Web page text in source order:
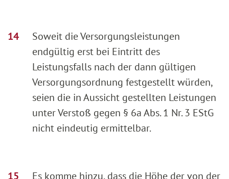
Soweit die Versorgungsleistungen
endgültig erst bei Eintritt des
Leistungsfalls nach der dann gültigen
Versorgungsordnung festgestellt würden,
seien die in Aussicht gestellten Leistungen
unter Verstoß gegen § 6a Abs. 1 Nr. 3 EStG
nicht eindeutig ermittelbar.
Es komme hinzu, dass die Höhe der von der